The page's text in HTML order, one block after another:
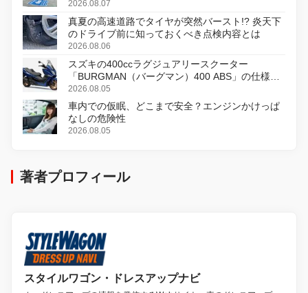
2026.08.07
真夏の高速道路でタイヤが突然バースト!? 炎天下
のドライブ前に知っておくべき点検内容とは
2026.08.06
スズキの400ccラグジュアリースクーター
「BURGMAN（バーグマン）400 ABS」の仕様を
変更し、8月18日に発売
2026.08.05
車内での仮眠、どこまで安全？エンジンかけっぱ
なしの危険性
2026.08.05
著者プロフィール
スタイルワゴン・ドレスアップナビ